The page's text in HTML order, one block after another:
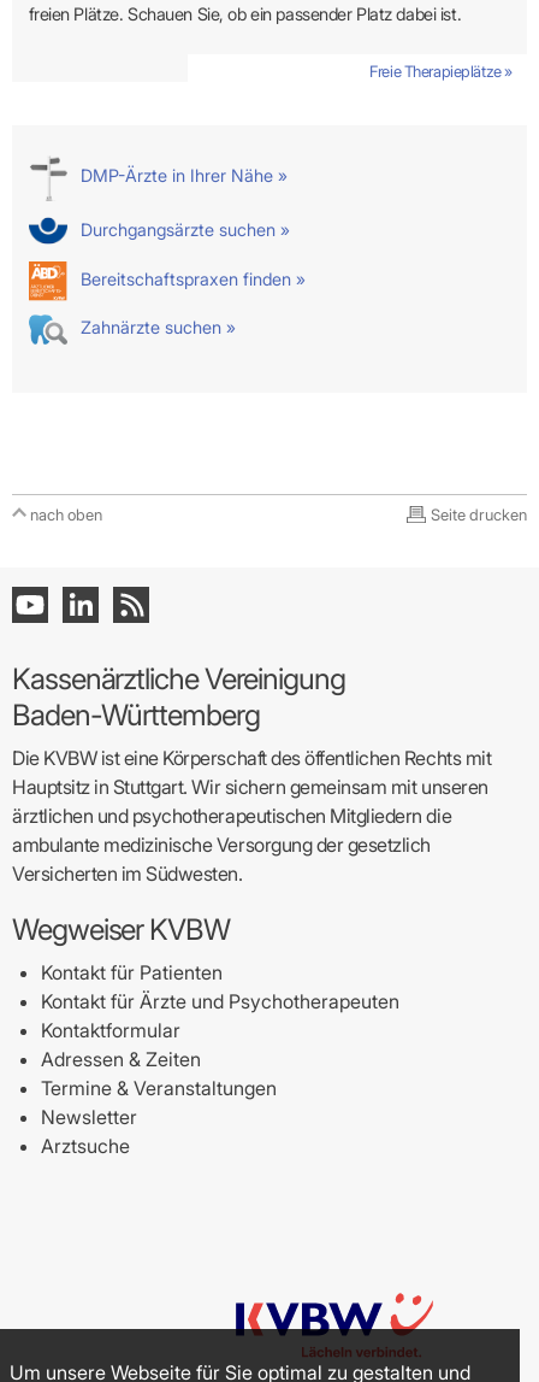
freien Plätze. Schauen Sie, ob ein passender Platz dabei ist.
Freie Therapieplätze »
DMP-Ärzte in Ihrer Nähe »
Durchgangsärzte suchen »
Bereitschaftspraxen finden »
Zahnärzte suchen »
nach oben Seite drucken
Kassenärztliche Vereinigung
Baden-Württemberg
Die KVBW ist eine Körperschaft des öffentlichen Rechts mit
Hauptsitz in Stuttgart. Wir sichern gemeinsam mit unseren
ärztlichen und psychotherapeutischen Mitgliedern die
ambulante medizinische Versorgung der gesetzlich
Versicherten im Südwesten.
Wegweiser KVBW
Kontakt für Patienten
Kontakt für Ärzte und Psychotherapeuten
Kontaktformular
Adressen & Zeiten
Termine & Veranstaltungen
Newsletter
Arztsuche
Um unsere Webseite für Sie optimal zu gestalten und